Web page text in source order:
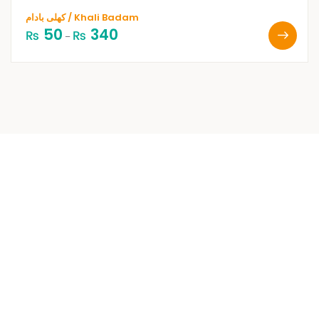
کھلی بادام / Khali Badam
₨ 50 – ₨ 340